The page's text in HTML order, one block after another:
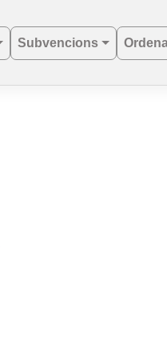
Subvencions